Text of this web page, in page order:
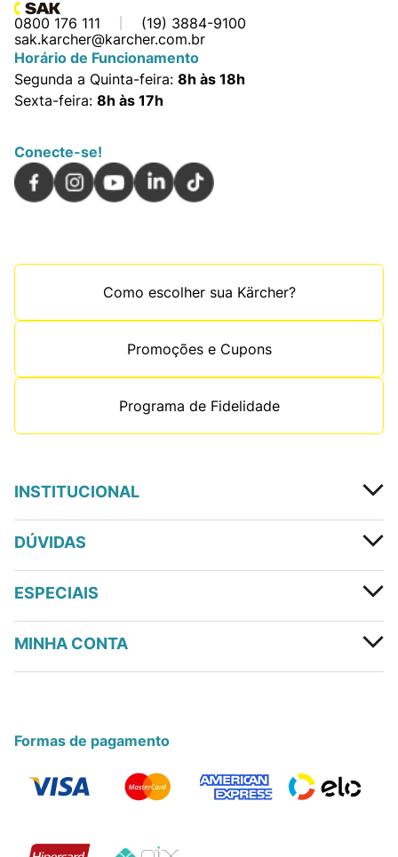
0800 176 111
(19) 3884-9100
sak.karcher@karcher.com.br
Horário de Funcionamento
Segunda a Quinta-feira: 8h às 18h
Sexta-feira: 8h às 17h
Conecte-se!
Como escolher sua Kärcher?
Promoções e Cupons
Programa de Fidelidade
INSTITUCIONAL
DÚVIDAS
ESPECIAIS
MINHA CONTA
Formas de pagamento